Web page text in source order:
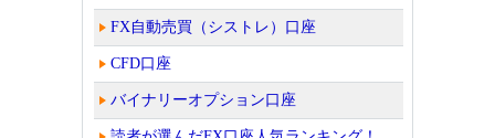
FX自動売買（シストレ）口座
CFD口座
バイナリーオプション口座